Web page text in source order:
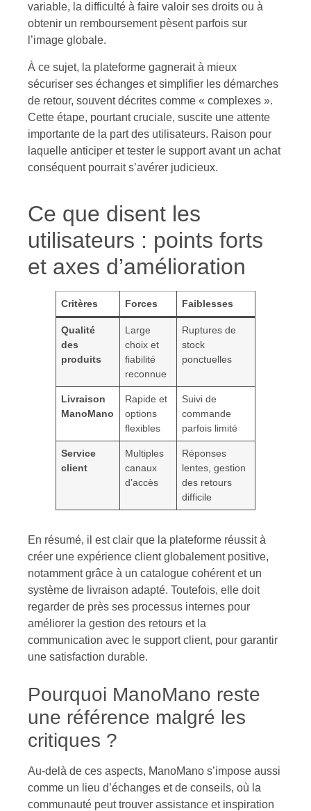
variable, la difficulté à faire valoir ses droits ou à
obtenir un remboursement pèsent parfois sur
l’image globale.
À ce sujet, la plateforme gagnerait à mieux
sécuriser ses échanges et simplifier les démarches
de retour, souvent décrites comme « complexes ».
Cette étape, pourtant cruciale, suscite une attente
importante de la part des utilisateurs. Raison pour
laquelle anticiper et tester le support avant un achat
conséquent pourrait s’avérer judicieux.
Ce que disent les
utilisateurs : points forts
et axes d’amélioration
Critères Forces Faiblesses
Qualité
des
produits
Large
choix et
fiabilité
reconnue
Ruptures de
stock
ponctuelles
Livraison
ManoMano
Rapide et
options
flexibles
Suivi de
commande
parfois limité
Service
client
Multiples
canaux
d’accès
Réponses
lentes, gestion
des retours
difficile
En résumé, il est clair que la plateforme réussit à
créer une expérience client globalement positive,
notamment grâce à un catalogue cohérent et un
système de livraison adapté. Toutefois, elle doit
regarder de près ses processus internes pour
améliorer la gestion des retours et la
communication avec le support client, pour garantir
une satisfaction durable.
Pourquoi ManoMano reste
une référence malgré les
critiques ?
Au-delà de ces aspects, ManoMano s’impose aussi
comme un lieu d’échanges et de conseils, où la
communauté peut trouver assistance et inspiration